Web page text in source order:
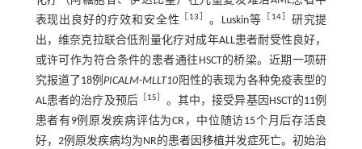
表现出良好的疗效和安全性
13 。Luskin等 14］ 研究提
出，维奈克拉联合低剂量化疗对成年ALL患者耐受性良好，
或许可作为符合条件的患者通往HSCT的桥梁。近期一项研
究报道了18例PICALM-MLLT10阳性的表现为各种免疫表型的
AL患者的治疗及预后
15
。其中，接受异基因HSCT的11例
患者有9例原发疾病评估为CR，中位随访15个月后存活良
好，2例原发疾病均为NR的患者因移植并发症死亡。初始治